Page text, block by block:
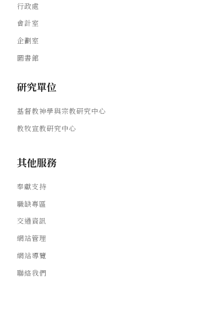
行政處
會計室
企劃室
圖書館
研究單位
基督教神學與宗教研究中心
教牧宣教研究中心
其他服務
奉獻支持
職缺專區
交通資訊
網站管理
網站導覽
聯絡我們